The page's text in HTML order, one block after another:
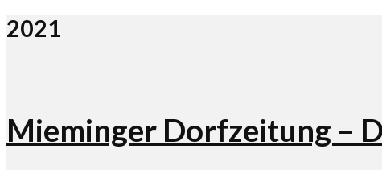
2021
Mieminger Dorfzeitung –